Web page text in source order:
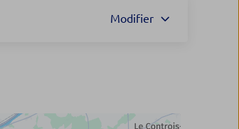
Modifier